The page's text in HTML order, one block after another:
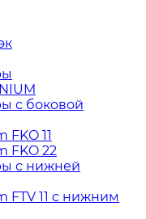
с боковой
11
FKO 22
с нижней
FTV 11 с нижним